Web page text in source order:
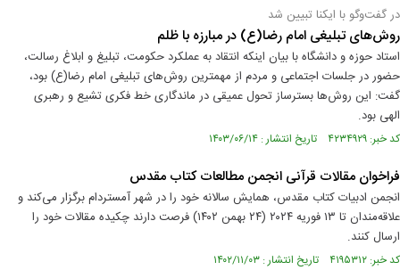
در گفت‌وگو با ایکنا تبیین شد
روش‌های تبلیغی امام رضا(ع) در مبارزه با ظلم
استاد حوزه و دانشگاه با بیان اینکه انتقاد به عملکرد حکومت، تبلیغ و ابلاغ رسالت،
حضور در جلسات اجتماعی و مردم از مهمترین روش‌های تبلیغی امام رضا(ع) بود،
گفت: این روش‌ها بسترساز تحول عمیقی در ماندگاری خط فکری تشیع و رهبری
الهی بود.
کد خبر: ۴۲۳۴۹۲۹ تاریخ انتشار : ۱۴۰۳/۰۶/۱۴
فراخوان مقالات قرآنی انجمن مطالعات کتاب مقدس
انجمن ادبیات کتاب مقدس، همایش سالانه خود را در شهر آمستردام برگزار می‌کند و
علاقه‌مندان تا ۱۳ فوریه ۲۰۲۴ (۲۴ بهمن ۱۴۰۲) فرصت دارند چکیده مقالات خود را
ارسال کنند.
کد خبر: ۴۱۹۵۳۱۲ تاریخ انتشار : ۱۴۰۲/۱۱/۰۳